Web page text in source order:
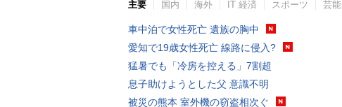
主要 国内 海外 IT 経済 スポーツ 芸能
車中泊で女性死亡 遺族の胸中
愛知で19歳女性死亡 線路に侵入?
猛暑でも「冷房を控える」7割超
息子助けようとした父 意識不明
被災の熊本 室外機の窃盗相次ぐ